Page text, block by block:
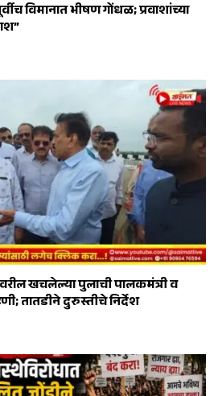
विमानात भीषण गोंधळ; प्रवाशांच्या
खचलेल्या पुलाची पालकमंत्री व
तातडीने दुरुस्तीचे निर्देश